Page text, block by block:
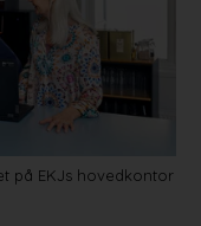
på EKJs hovedkontor